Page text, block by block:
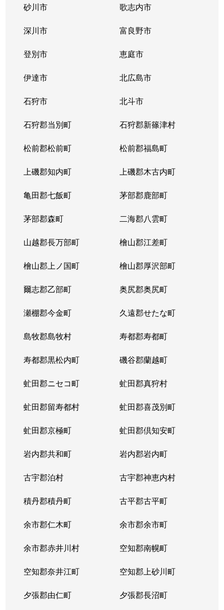
砂川市 歌志内市
深川市 富良野市
登別市 恵庭市
伊達市 北広島市
石狩市 北斗市
石狩郡当別町 石狩郡新篠津村
松前郡松前町 松前郡福島町
上磯郡知内町 上磯郡木古内町
亀田郡七飯町 茅部郡鹿部町
茅部郡森町 二海郡八雲町
山越郡長万部町 檜山郡江差町
檜山郡上ノ国町 檜山郡厚沢部町
爾志郡乙部町 奥尻郡奥尻町
瀬棚郡今金町 久遠郡せたな町
島牧郡島牧村 寿都郡寿都町
寿都郡黒松内町 磯谷郡蘭越町
虻田郡ニセコ町 虻田郡真狩村
虻田郡留寿都村 虻田郡喜茂別町
虻田郡京極町 虻田郡倶知安町
岩内郡共和町 岩内郡岩内町
古宇郡泊村 古宇郡神恵内村
積丹郡積丹町 古平郡古平町
余市郡仁木町 余市郡余市町
余市郡赤井川村 空知郡南幌町
空知郡奈井江町 空知郡上砂川町
夕張郡由仁町 夕張郡長沼町